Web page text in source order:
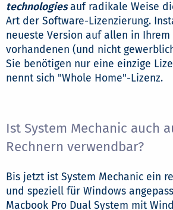
technologiesauf radikale Weise
Art der Software-Lizenzierung.
neueste Version auf allen in
vorhandenen (und nicht
Sie benötigen nur eine einzige
nennt sich "Whole Home"-Lizenz.
Ist System Mechanic auch
Rechnern verwendbar?
Bis jetzt ist System Mechanic ein
und speziell für Windows
Macbook Pro Dual System mit